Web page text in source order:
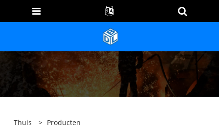
Thuis > Producten